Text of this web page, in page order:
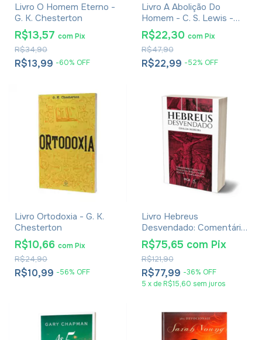
Livro O Homem Eterno -
G. K. Chesterton
R$13,99 -60% OFF
R$34,90
R$13,57 comPix
Livro A Abolição Do
Homem - C. S. Lewis -
Brochura
R$22,99 -52% OFF
R$47,90
R$22,30 com Pix
Livro Ortodoxia - G. K.
Chesterton
R$10,99 -56% OFF
R$24,90
R$10,66 comPix
Livro Hebreus
Desvendado: Comentário
Exegético e Teológico
Verso a Verso - Capítulos
1 a 6 - Odilon Moreira
R$77,99 -36% OFF
R$121,90
R$75,65 com Pix
5 x de R$15,60 sem juros